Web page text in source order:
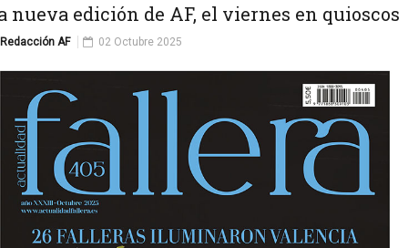
nueva edición de AF, el viernes en quioscos
Redacción AF 02 Octubre 2025